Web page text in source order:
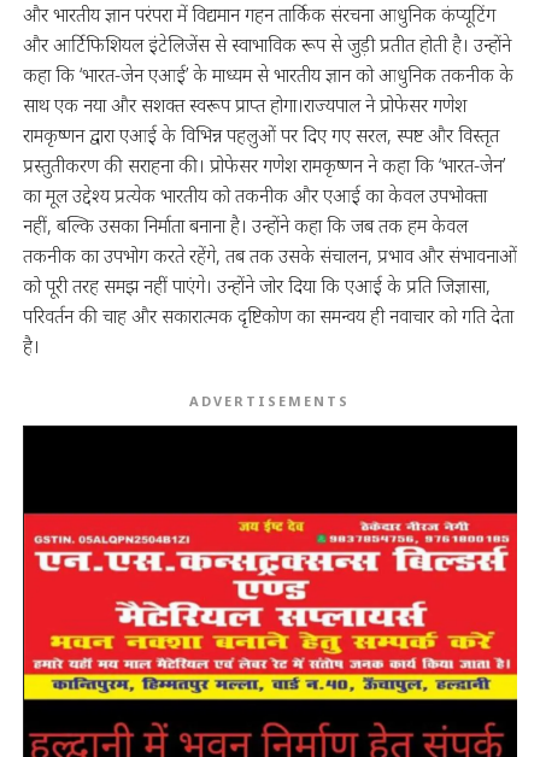
और भारतीय ज्ञान परंपरा में विद्यमान गहन तार्किक संरचना आधुनिक कंप्यूटिंग
और आर्टिफिशियल इंटेलिजेंस से स्वाभाविक रूप से जुड़ी प्रतीत होती है। उन्होंने
कहा कि ‘भारत-जेन एआई’ के माध्यम से भारतीय ज्ञान को आधुनिक तकनीक के
साथ एक नया और सशक्त स्वरूप प्राप्त होगा।राज्यपाल ने प्रोफेसर गणेश
रामकृष्णन द्वारा एआई के विभिन्न पहलुओं पर दिए गए सरल, स्पष्ट और विस्तृत
प्रस्तुतीकरण की सराहना की। प्रोफेसर गणेश रामकृष्णन ने कहा कि ‘भारत-जेन’
का मूल उद्देश्य प्रत्येक भारतीय को तकनीक और एआई का केवल उपभोक्ता
नहीं, बल्कि उसका निर्माता बनाना है। उन्होंने कहा कि जब तक हम केवल
तकनीक का उपभोग करते रहेंगे, तब तक उसके संचालन, प्रभाव और संभावनाओं
को पूरी तरह समझ नहीं पाएंगे। उन्होंने जोर दिया कि एआई के प्रति जिज्ञासा,
परिवर्तन की चाह और सकारात्मक दृष्टिकोण का समन्वय ही नवाचार को गति देता
है।
ADVERTISEMENTS